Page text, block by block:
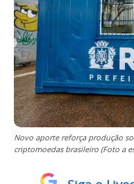
Novo aporte reforça produção
criptomoedas brasileiro (Foto a